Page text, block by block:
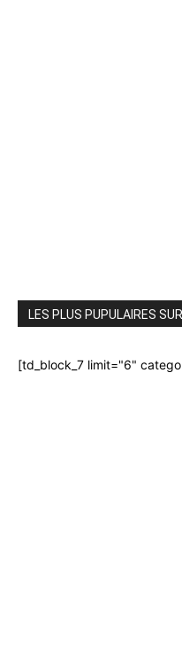
LES PLUS PUPULAIRES
[td_block_7 limit="6"